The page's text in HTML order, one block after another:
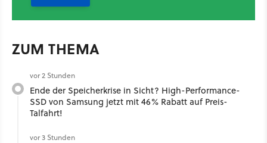
ZUM THEMA
vor 2 Stunden
Ende der Speicherkrise in Sicht? High-Performance-
SSD von Samsung jetzt mit 46% Rabatt auf Preis-
Talfahrt!
vor 3 Stunden